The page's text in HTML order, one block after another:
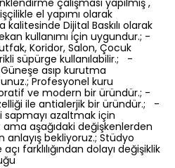
çalışması yapılmış ,
el yapımı olarak
Dijital Baskılı olarak
kullanımı için uygundur.; -
Koridor, Salon, Çocuk
süpürge kullanılabilir.; -
Güneşe asıp kurutma
Profesyonel kuru
ve modern bir üründür.; -
ile antialerjik bir üründür.; -
sapmayı azaltmak için
aşağıdaki değişkenlerden
bekliyoruz.; Stüdyo
farklılığından dolayı değişiklik